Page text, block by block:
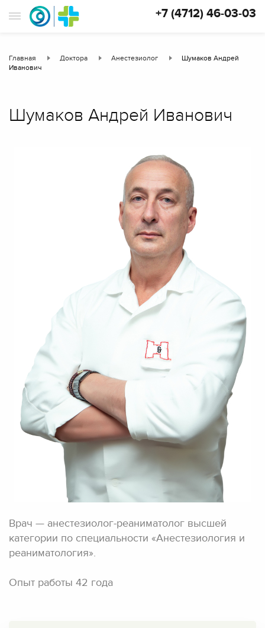
+7 (4712) 46-03-03
Главная Доктора Анестезиолог
Шумаков Андрей
Иванович
Шумаков Андрей Иванович
Врач — анестезиолог-реаниматолог высшей
категории по специальности «Анестезиология и
реаниматология».
Опыт работы 42 года